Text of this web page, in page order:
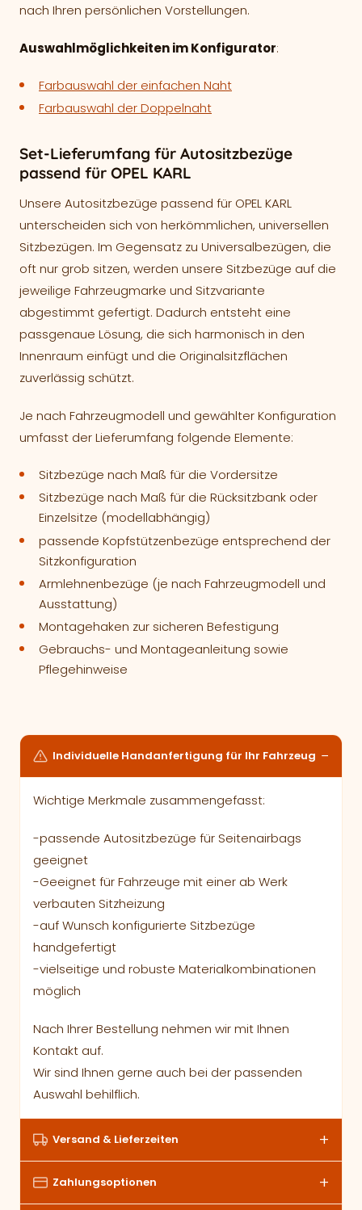
nach Ihren persönlichen Vorstellungen.
Auswahlmöglichkeiten im Konfigurator:
Farbauswahl der einfachen Naht
Farbauswahl der Doppelnaht
Set-Lieferumfang für Autositzbezüge
passend für OPEL KARL
Unsere Autositzbezüge passend für OPEL KARL
unterscheiden sich von herkömmlichen, universellen
Sitzbezügen. Im Gegensatz zu Universalbezügen, die
oft nur grob sitzen, werden unsere Sitzbezüge auf die
jeweilige Fahrzeugmarke und Sitzvariante
abgestimmt gefertigt. Dadurch entsteht eine
passgenaue Lösung, die sich harmonisch in den
Innenraum einfügt und die Originalsitzflächen
zuverlässig schützt.
Je nach Fahrzeugmodell und gewählter Konfiguration
umfasst der Lieferumfang folgende Elemente:
Sitzbezüge nach Maß für die Vordersitze
Sitzbezüge nach Maß für die Rücksitzbank oder
Einzelsitze (modellabhängig)
passende Kopfstützenbezüge entsprechend der
Sitzkonfiguration
Armlehnenbezüge (je nach Fahrzeugmodell und
Ausstattung)
Montagehaken zur sicheren Befestigung
Gebrauchs- und Montageanleitung sowie
Pflegehinweise
Individuelle Handanfertigung für Ihr Fahrzeug
Wichtige Merkmale zusammengefasst:
-passende Autositzbezüge für Seitenairbags
geeignet
-Geeignet für Fahrzeuge mit einer ab Werk
verbauten Sitzheizung
-auf Wunsch konfigurierte Sitzbezüge
handgefertigt
-vielseitige und robuste Materialkombinationen
möglich
Nach Ihrer Bestellung nehmen wir mit Ihnen
Kontakt auf.
Wir sind Ihnen gerne auch bei der passenden
Auswahl behilflich.
Versand & Lieferzeiten
Zahlungsoptionen